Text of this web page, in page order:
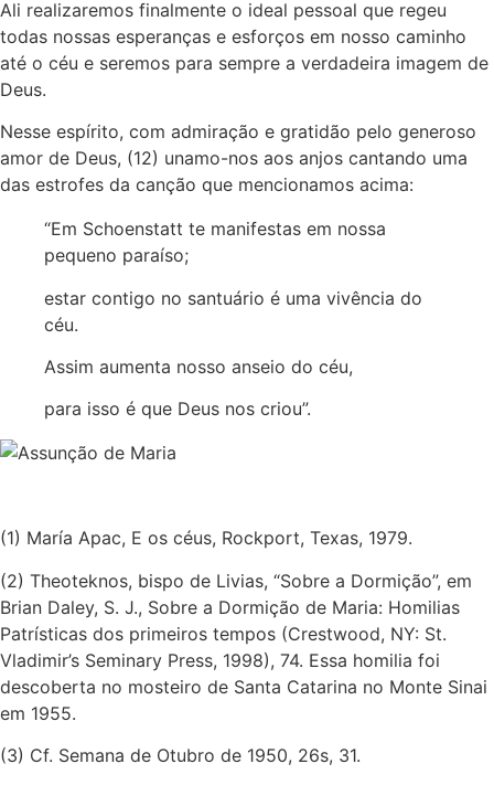
Ali realizaremos finalmente o ideal pessoal que regeu
todas nossas esperanças e esforços em nosso caminho
até o céu e seremos para sempre a verdadeira imagem de
Deus.
Nesse espírito, com admiração e gratidão pelo generoso
amor de Deus, (12) unamo-nos aos anjos cantando uma
das estrofes da canção que mencionamos acima:
“Em Schoenstatt te manifestas em nossa
pequeno paraíso;
estar contigo no santuário é uma vivência do
céu.
Assim aumenta nosso anseio do céu,
para isso é que Deus nos criou”.
(1) María Apac, E os céus, Rockport, Texas, 1979.
(2) Theoteknos, bispo de Livias, “Sobre a Dormição”, em
Brian Daley, S. J., Sobre a Dormição de Maria: Homilias
Patrísticas dos primeiros tempos (Crestwood, NY: St.
Vladimir’s Seminary Press, 1998), 74. Essa homilia foi
descoberta no mosteiro de Santa Catarina no Monte Sinai
em 1955.
(3) Cf. Semana de Otubro de 1950, 26s, 31.